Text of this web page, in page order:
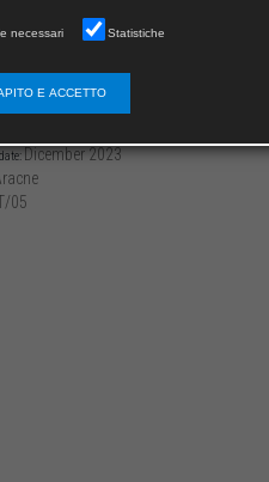
Dicember 2023
05
necessari Statistiche
E ACCETTO